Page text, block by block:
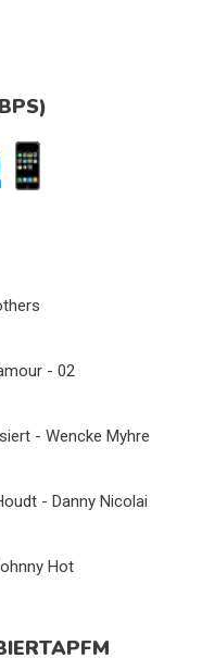
- 02
- Wencke Myhre
- Danny Nicolai
Hot